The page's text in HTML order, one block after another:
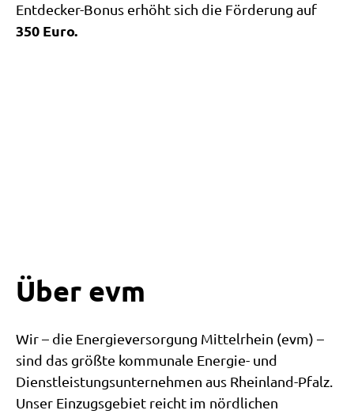
Entdecker-Bonus erhöht sich die Förderung auf
350 Euro.
Über evm
Wir – die Energieversorgung Mittelrhein (evm) –
sind das größte kommunale Energie- und
Dienstleistungsunternehmen aus Rheinland-Pfalz.
Unser Einzugsgebiet reicht im nördlichen